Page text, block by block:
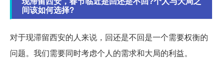
间该如何选择?
对于现滞留西安的人来说，回还是不回是一个需要权衡的
问题。我们需要同时考虑个人的需求和大局的利益。